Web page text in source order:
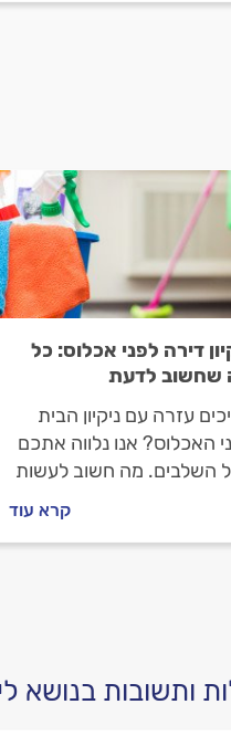
דירה לפני אכלוס: כל
שחשוב לדעת
עזרה עם ניקיון הבית
האכלוס? אנו נלווה אתכם
השלבים. מה חשוב לעשות
מולם וכמה עולה ניקיון
אכלוס? ריכזנו עבורכם את
קרא עוד
ותשובות בנושא